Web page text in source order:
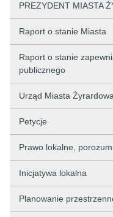
PREZYDENT MIASTA
Raport o stanie Miasta
Raport o stanie
publicznego
Urząd Miasta Żyrardowa
Petycje
Prawo lokalne,
Inicjatywa lokalna
Planowanie